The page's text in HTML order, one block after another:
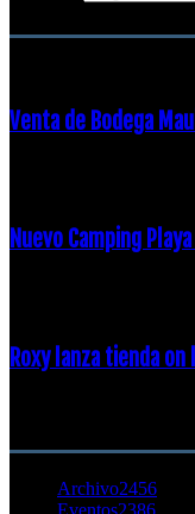
Venta de Bodega
Nuevo Camping
Roxy lanza tienda on
Archivo2456